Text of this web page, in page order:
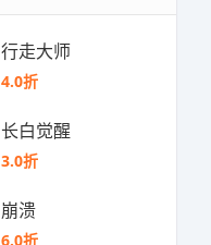
行走大师
4.0折
长白觉醒
3.0折
崩溃
6.0折